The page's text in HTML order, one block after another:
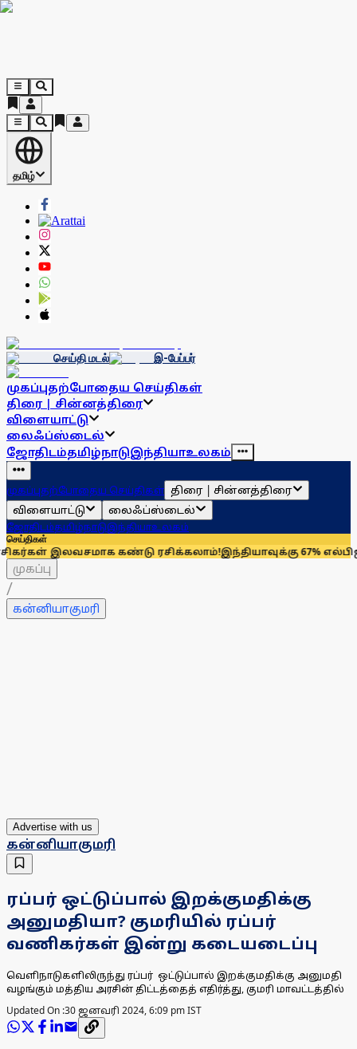
தமிழ்
செய்தி மடல் இ-பேப்பர்
முகப்புதற்போதைய செய்திகள்
திரை | சின்னத்திரை
விளையாட்டு
லைஃப்ஸ்டைல்
ஜோதிடம்தமிழ்நாடுஇந்தியாஉலகம்
முகப்புதற்போதைய செய்திகள் திரை | சின்னத்திரை
விளையாட்டு
லைஃப்ஸ்டைல்
ஜோதிடம்தமிழ்நாடுஇந்தியாஉலகம்
செய்திகள்
கண்டு ரசிக்கலாம்!இந்தியாவுக்கு 67% எல்பிஜி
முகப்பு
/
கன்னியாகுமரி
Advertise with us
கன்னியாகுமரி
ரப்பர் ஒட்டுப்பால் இறக்குமதிக்கு
அனுமதியா? குமரியில் ரப்பர்
வணிகர்கள் இன்று கடையடைப்பு
வெளிநாடுகளிலிருந்து ரப்பர் ஒட்டுப்பால் இறக்குமதிக்கு அனுமதி
வழங்கும் மத்திய அரசின் திட்டத்தைத் எதிர்த்து, குமரி மாவட்டத்தில்
Updated On :30 ஜனவரி 2024, 6:09 pm IST